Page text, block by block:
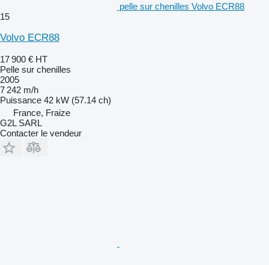
pelle sur chenilles Volvo ECR88
15
Volvo ECR88
17 900 € HT
Pelle sur chenilles
2005
7 242 m/h
Puissance 42 kW (57.14 ch)
France, Fraize
G2L SARL
Contacter le vendeur